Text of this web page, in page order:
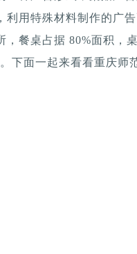
利用特殊材料制作的广
餐桌占据 80%面积，
下面一起来看看重庆师